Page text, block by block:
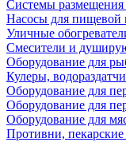
Системы
Насосы для
Уличные
Смесители и
Оборудование для
Кулеры,
Оборудование для
Оборудование для
Оборудование для
Противни,